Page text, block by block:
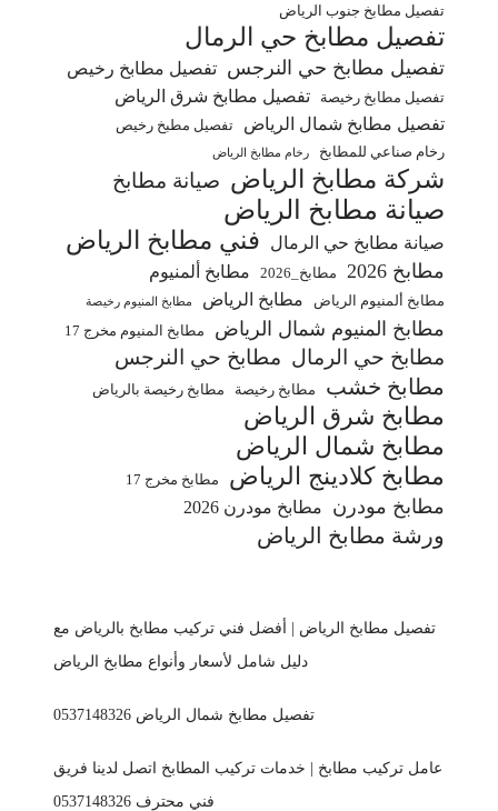
تفصيل مطابخ جنوب الرياض
تفصيل مطابخ حي الرمال
تفصيل مطابخ حي النرجس تفصيل مطابخ رخيص
تفصيل مطابخ رخيصة
تفصيل مطابخ شرق الرياض
تفصيل مطابخ شمال الرياض
تفصيل مطبخ رخيص
رخام صناعي للمطابخ
رخام مطابخ الرياض
شركة مطابخ الرياض صيانة مطابخ
صيانة مطابخ الرياض
صيانة مطابخ حي الرمال فني مطابخ الرياض
مطابخ 2026 مطابخ_2026 مطابخ ألمنيوم
مطابخ ألمنيوم الرياض مطابخ الرياض مطابخ المنيوم رخيصة
مطابخ المنيوم شمال الرياض مطابخ المنيوم مخرج 17
مطابخ حي الرمال مطابخ حي النرجس
مطابخ خشب مطابخ رخيصة مطابخ رخيصة بالرياض
مطابخ شرق الرياض
مطابخ شمال الرياض
مطابخ كلادينج الرياض
مطابخ مخرج 17
مطابخ مودرن مطابخ مودرن 2026
ورشة مطابخ الرياض
تفصيل مطابخ الرياض | أفضل فني تركيب مطابخ بالرياض مع
دليل شامل لأسعار وأنواع مطابخ الرياض
تفصيل مطابخ شمال الرياض 0537148326
عامل تركيب مطابخ | خدمات تركيب المطابخ اتصل لدينا فريق
فني محترف 0537148326